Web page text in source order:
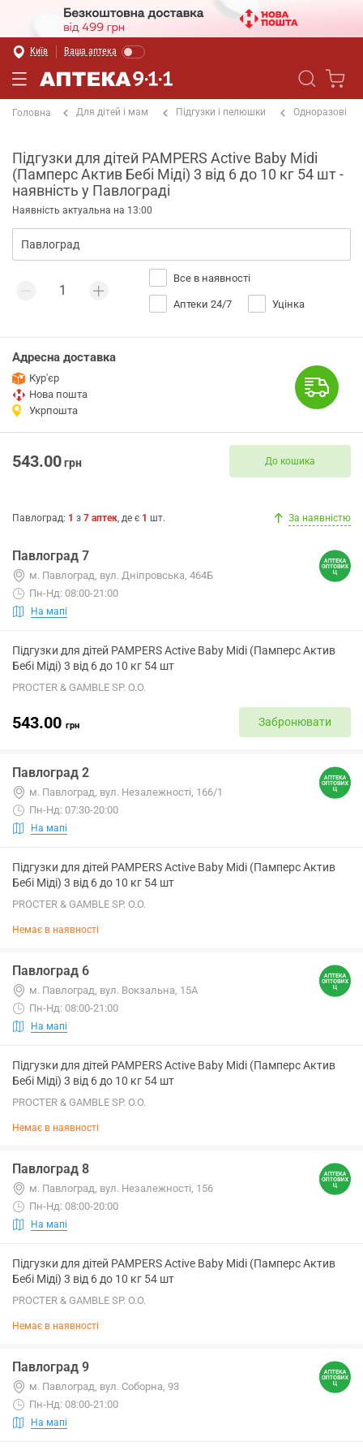
Київ Ваша аптека
Головна Для дітей і мам Підгузки і пелюшки Одноразові
Підгузки для дітей PAMPERS Active Baby Midi
(Памперс Актив Бебі Міді) 3 від 6 до 10 кг 54 шт -
наявність у Павлограді
Наявність актуальна на 13:00
Все в наявності
Аптеки 24/7 Уцінка
Адресна доставка
Кур'єр
Нова пошта
Укрпошта
543.00грн До кошика
Павлоград: 1 з 7 аптек, де є 1 шт. За наявністю
Павлоград 7
м. Павлоград, вул. Дніпровська, 464Б
Пн-Нд: 08:00-21:00
На мапі
Підгузки для дітей PAMPERS Active Baby Midi (Памперс Актив
Бебі Міді) 3 від 6 до 10 кг 54 шт
PROCTER & GAMBLE SP. O.O.
543.00 грн Забронювати
Павлоград 2
м. Павлоград, вул. Незалежності, 166/1
Пн-Нд: 07:30-20:00
На мапі
Підгузки для дітей PAMPERS Active Baby Midi (Памперс Актив
Бебі Міді) 3 від 6 до 10 кг 54 шт
PROCTER & GAMBLE SP. O.O.
Немає в наявності
Павлоград 6
м. Павлоград, вул. Вокзальна, 15А
Пн-Нд: 08:00-21:00
На мапі
Підгузки для дітей PAMPERS Active Baby Midi (Памперс Актив
Бебі Міді) 3 від 6 до 10 кг 54 шт
PROCTER & GAMBLE SP. O.O.
Немає в наявності
Павлоград 8
м. Павлоград, вул. Незалежності, 156
Пн-Нд: 08:00-20:00
На мапі
Підгузки для дітей PAMPERS Active Baby Midi (Памперс Актив
Бебі Міді) 3 від 6 до 10 кг 54 шт
PROCTER & GAMBLE SP. O.O.
Немає в наявності
Павлоград 9
м. Павлоград, вул. Соборна, 93
Пн-Нд: 08:00-21:00
На мапі